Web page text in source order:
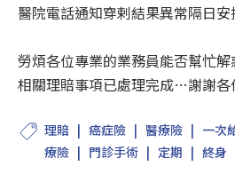
醫院電話通知穿剌結果異常隔日安
勞煩各位專業的業務員能否幫忙
相關理賠事項已處理完成…謝謝各
理賠 癌症險 醫療險 一次
療險
門診手術 定期 終身